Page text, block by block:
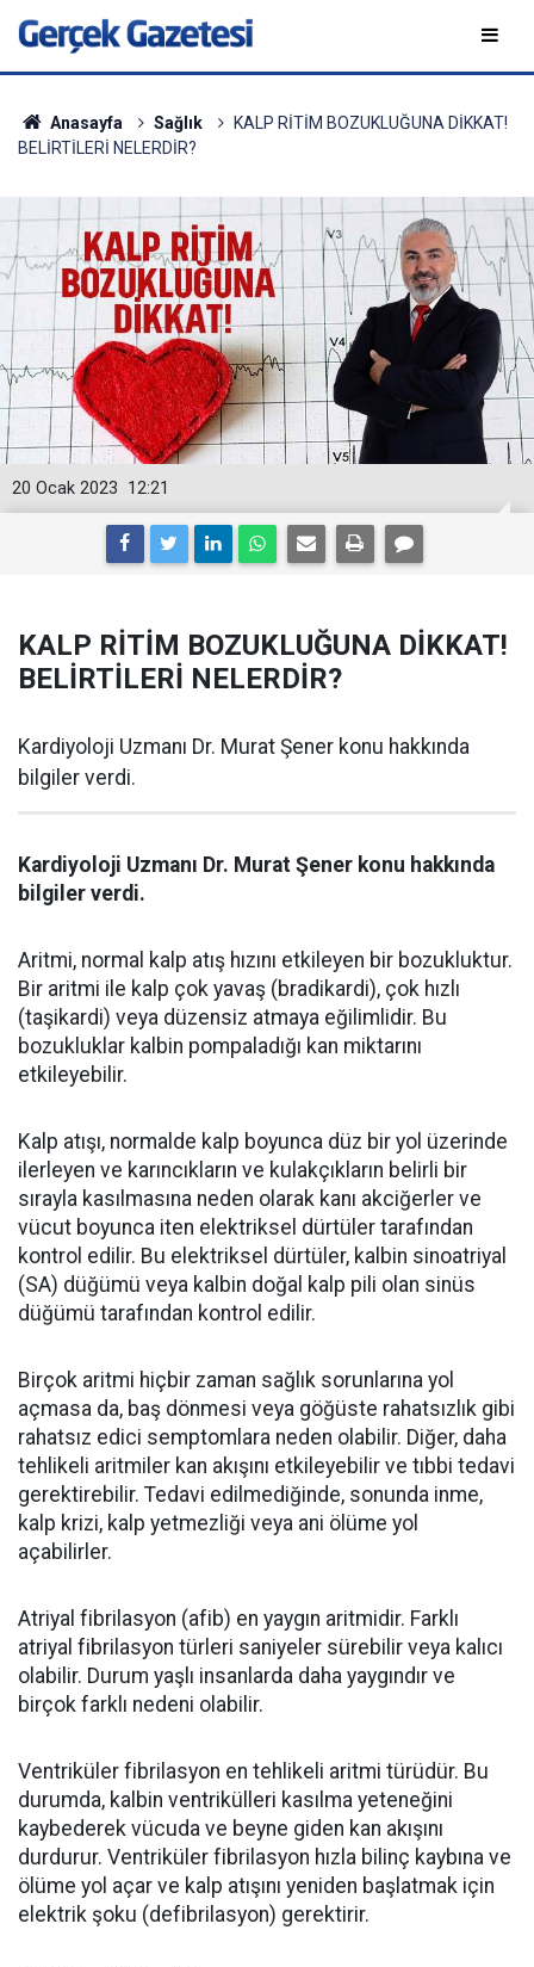
Anasayfa Sağlık
KALP RİTİM BOZUKLUĞUNA DİKKAT!
BELİRTİLERİ NELERDİR?
12:21
20 Ocak 2023
KALP RİTİM BOZUKLUĞUNA DİKKAT!
BELİRTİLERİ NELERDİR?
Kardiyoloji Uzmanı Dr. Murat Şener konu hakkında
bilgiler verdi.
Kardiyoloji Uzmanı Dr. Murat Şener konu hakkında
bilgiler verdi.
Aritmi, normal kalp atış hızını etkileyen bir bozukluktur.
Bir aritmi ile kalp çok yavaş (bradikardi), çok hızlı
(taşikardi) veya düzensiz atmaya eğilimlidir. Bu
bozukluklar kalbin pompaladığı kan miktarını
etkileyebilir.
Kalp atışı, normalde kalp boyunca düz bir yol üzerinde
ilerleyen ve karıncıkların ve kulakçıkların belirli bir
sırayla kasılmasına neden olarak kanı akciğerler ve
vücut boyunca iten elektriksel dürtüler tarafından
kontrol edilir. Bu elektriksel dürtüler, kalbin sinoatriyal
(SA) düğümü veya kalbin doğal kalp pili olan sinüs
düğümü tarafından kontrol edilir.
Birçok aritmi hiçbir zaman sağlık sorunlarına yol
açmasa da, baş dönmesi veya göğüste rahatsızlık gibi
rahatsız edici semptomlara neden olabilir. Diğer, daha
tehlikeli aritmiler kan akışını etkileyebilir ve tıbbi tedavi
gerektirebilir. Tedavi edilmediğinde, sonunda inme,
kalp krizi, kalp yetmezliği veya ani ölüme yol
açabilirler.
Atriyal fibrilasyon (afib) en yaygın aritmidir. Farklı
atriyal fibrilasyon türleri saniyeler sürebilir veya kalıcı
olabilir. Durum yaşlı insanlarda daha yaygındır ve
birçok farklı nedeni olabilir.
Ventriküler fibrilasyon en tehlikeli aritmi türüdür. Bu
durumda, kalbin ventrikülleri kasılma yeteneğini
kaybederek vücuda ve beyne giden kan akışını
durdurur. Ventriküler fibrilasyon hızla bilinç kaybına ve
ölüme yol açar ve kalp atışını yeniden başlatmak için
elektrik şoku (defibrilasyon) gerektirir.